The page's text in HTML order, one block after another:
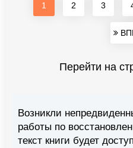
1 2 3
Перейти на
Возникли
работы по
текст книги будет